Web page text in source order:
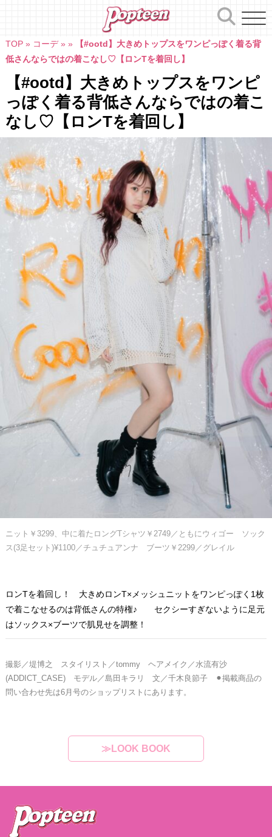
TOP» コーデ» »
【#ootd】大きめトップスをワンピっぽく着る背
低さんならではの着こなし♡【ロンTを着回し】
【#ootd】大きめトップスをワンピ
っぽく着る背低さんならではの着こ
なし♡【ロンTを着回し】
ニット￥3299、中に着たロングTシャツ￥2749／ともにウィゴー ソック
ス(3足セット)¥1100／チュチュアンナ ブーツ￥2299／グレイル
ロンTを着回し！ 大きめロンT×メッシュニットをワンピっぽく1枚
で着こなせるのは背低さんの特権♪ セクシーすぎないように足元
はソックス×ブーツで肌見せを調整！
撮影／堤博之 スタイリスト／tommy ヘアメイク／水流有沙
(ADDICT_CASE) モデル／島田キラリ
文／千木良節子 ⚫︎掲載商品の
問い合わせ先は6月号のショップリストにあります。
≫LOOK BOOK